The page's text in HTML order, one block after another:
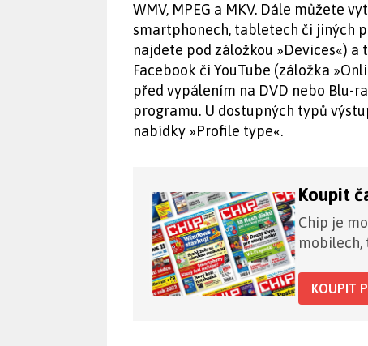
WMV, MPEG a MKV. Dále můžete
smartphonech, tabletech či jiných
najdete pod záložkou »Devices«)
Facebook či YouTube (záložka
před vypálením na DVD nebo Blu-
programu. U dostupných typů
nabídky »Profile type«.
Koupit
Chip je
mobilech,
KOUPIT